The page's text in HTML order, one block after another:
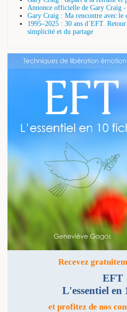
Annonce officielle de Gary Craig
Gary Craig : Ma rencontre avec le
1995–2025 : 30 ans d’EFT.
simplicité et du partage
Recevez
EFT
L'essentiel en
et profitez de nos